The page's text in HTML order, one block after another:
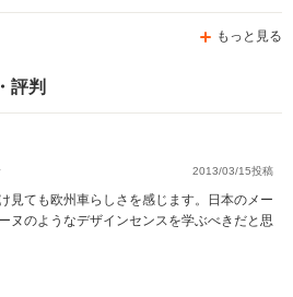
もっと見る
評判
2013/03/15投稿
見ても欧州車らしさを感じます。日本のメー
ヌのようなデザインセンスを学ぶべきだと思